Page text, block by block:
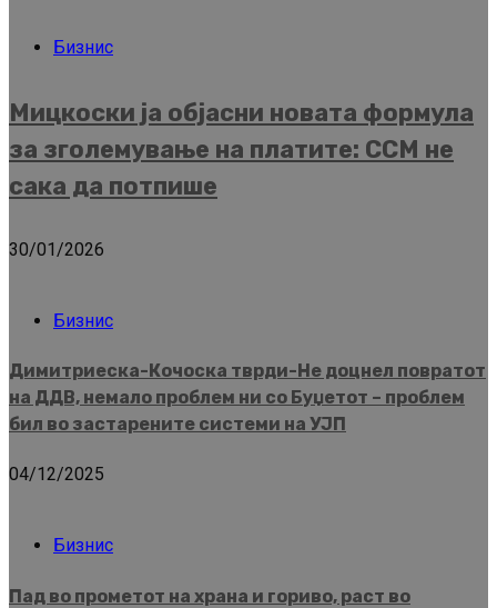
Бизнис
Мицкоски ја објасни новата формула
за зголемување на платите: ССМ не
сака да потпише
30/01/2026
Бизнис
Димитриеска-Кочоска тврди-Не доцнел повратот
на ДДВ, немало проблем ни со Буџетот – проблем
бил во застарените системи на УЈП
04/12/2025
Бизнис
Пад во прометот на храна и гориво, раст во